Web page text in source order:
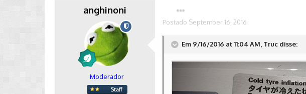
anghinoni
Moderador
Postado September 16, 2016
Em 9/16/2016 at 11:04 AM, Truc disse: